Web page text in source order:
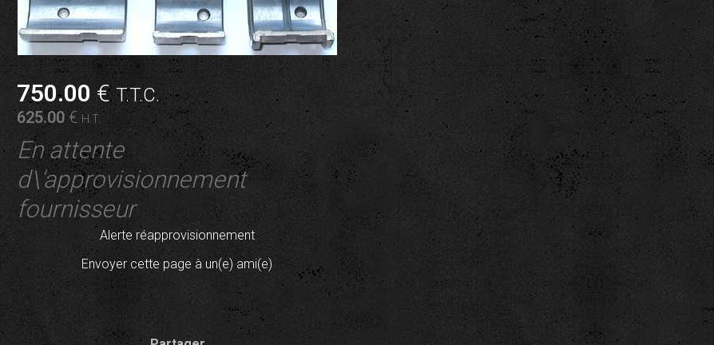
750.00 € T.T.C.
625.00 € H.T.
En attente
d\'approvisionnement
fournisseur
Alerte réapprovisionnement
Envoyer cette page à un(e) ami(e)